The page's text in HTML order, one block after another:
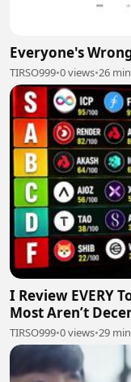
Everyone's
TIRSO999•0 views•26
I Review EVERY
Most Aren’t
TIRSO999•0 views•29